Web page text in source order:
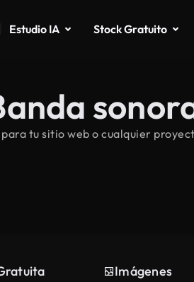
Estudio IA Stock Gratuito
tu sitio web o cualquier
Imágenes